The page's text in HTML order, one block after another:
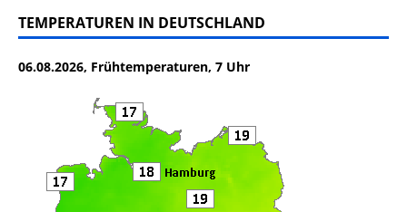
c
e
b
k
it
te
r
ai
l
le
n
TEMPERATUREN IN DEUTSCHLAND
06.08.2026, Frühtemperaturen, 7 Uhr